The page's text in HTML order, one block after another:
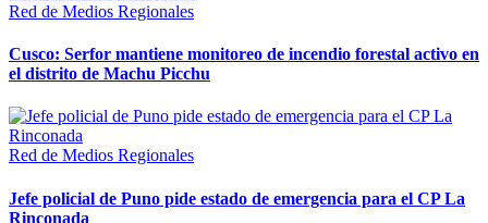
Red de Medios Regionales
Cusco: Serfor mantiene monitoreo de incendio forestal activo en
el distrito de Machu Picchu
Red de Medios Regionales
Jefe policial de Puno pide estado de emergencia para el CP La
Rinconada